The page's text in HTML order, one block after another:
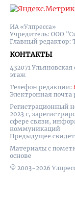
ИА «Улпресса»
Учредитель: ООО
Главный редактор:
КОНТАКТЫ
432071
этаж
Телефон редакции:
Электронная почта
Регистрационный
2023 г,
сфере связи,
коммуникаций
Предыдущее
Материалы с
основе
© 2003-2026